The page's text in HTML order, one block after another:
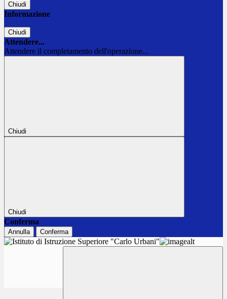
Chiudi
Informazione
Chiudi
Attendere...
Attendere il completamento dell'operazione...
Chiudi
Chiudi
Conferma
Annulla Conferma